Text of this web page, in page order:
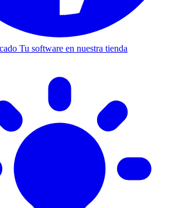
Tu software en nuestra tienda